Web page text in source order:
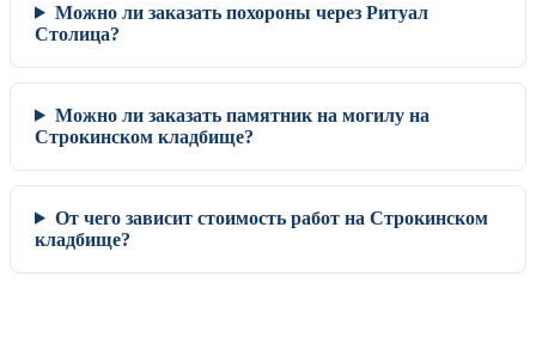
Можно ли заказать похороны через Ритуал
Столица?
Можно ли заказать памятник на могилу на
Строкинском кладбище?
От чего зависит стоимость работ на Строкинском
кладбище?